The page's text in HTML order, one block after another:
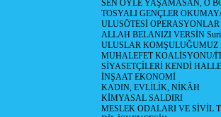
SEN ÖYLE YAŞAMASAN, O
TOSYALI GENÇLER
ULUSÖTESİ OPERASYONLAR
ALLAH BELANIZI VERSİN
ULUSLAR KOMŞULUĞUMUZ
MUHALEFET KOALİSYONU/
SİYASETÇİLERİ KENDİ
İNŞAAT EKONOMİ
KADIN, EVLİLİK, NİKÂH
KİMYASAL SALDIRI
MESLEK ODALARI VE SİVİL